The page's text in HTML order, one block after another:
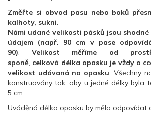
Změřte si obvod pasu nebo boků
kalhoty, sukni.
Námi udané velikosti pásků jsou shodné
údajem (např. 90 cm v pase
90).Velikost měříme od
sponě, celková délka opasku je vždy o
velikost udávaná na opasku. Všechny
konstruovány tak, aby u jedné délky byla
5 cm.
Uváděná délka opasku by měla odpovídat